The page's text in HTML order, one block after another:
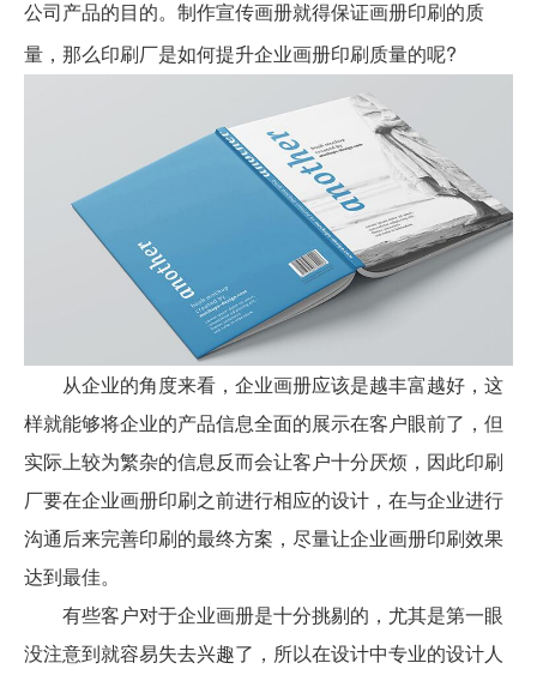
公司产品的目的。制作宣传画册就得保证画册印刷的质
量，那么印刷厂是如何提升企业画册印刷质量的呢?
从企业的角度来看，企业画册应该是越丰富越好，这
样就能够将企业的产品信息全面的展示在客户眼前了，但
实际上较为繁杂的信息反而会让客户十分厌烦，因此印刷
厂要在企业画册印刷之前进行相应的设计，在与企业进行
沟通后来完善印刷的最终方案，尽量让企业画册印刷效果
达到最佳。
有些客户对于企业画册是十分挑剔的，尤其是第一眼
没注意到就容易失去兴趣了，所以在设计中专业的设计人